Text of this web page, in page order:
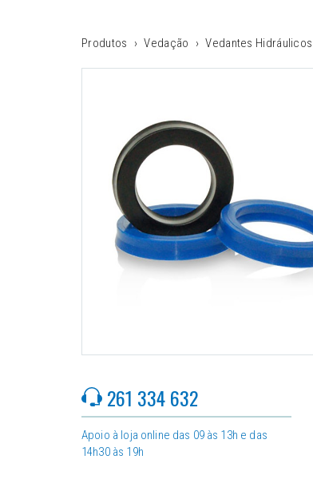
Produtos Vedação Vedantes Hidráulicos
261 334 632
Apoio à loja online das 09 às 13h e das
14h30 às 19h